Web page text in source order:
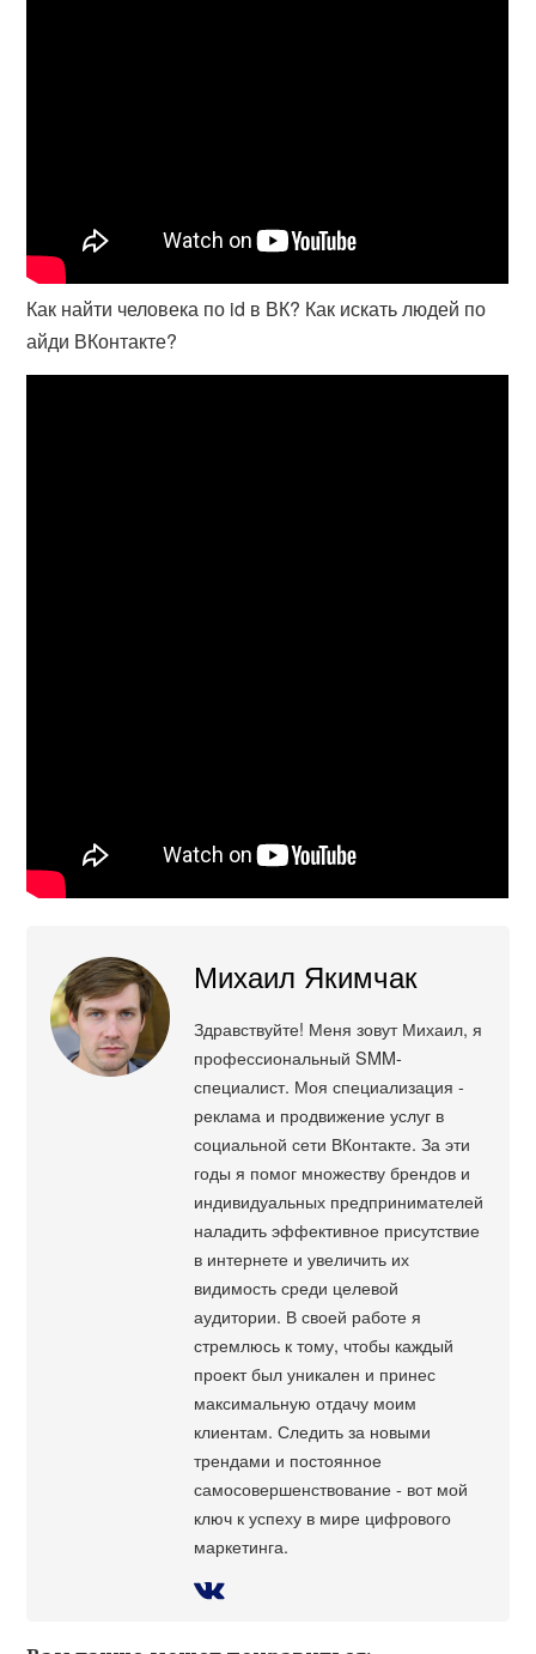
Как найти человека по id в ВК? Как искать людей по
айди ВКонтакте?
Михаил Якимчак
Здравствуйте! Меня зовут Михаил, я
профессиональный SMM-
специалист. Моя специализация -
реклама и продвижение услуг в
социальной сети ВКонтакте. За эти
годы я помог множеству брендов и
индивидуальных предпринимателей
наладить эффективное присутствие
в интернете и увеличить их
видимость среди целевой
аудитории. В своей работе я
стремлюсь к тому, чтобы каждый
проект был уникален и принес
максимальную отдачу моим
клиентам. Следить за новыми
трендами и постоянное
самосовершенствование - вот мой
ключ к успеху в мире цифрового
маркетинга.